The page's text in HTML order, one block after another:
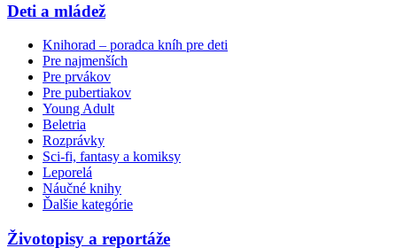
Deti a mládež
Knihorad – poradca kníh pre deti
Pre najmenších
Pre prvákov
Pre pubertiakov
Young Adult
Beletria
Rozprávky
Sci-fi, fantasy a komiksy
Leporelá
Náučné knihy
Ďalšie kategórie
Životopisy a reportáže